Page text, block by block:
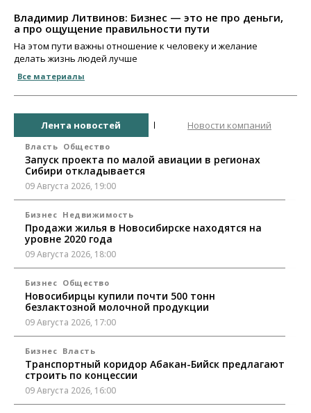
Владимир Литвинов: Бизнес — это не про деньги,
а про ощущение правильности пути
На этом пути важны отношение к человеку и желание
делать жизнь людей лучше
Все материалы
Лента новостей Новости компаний
Власть Общество
Запуск проекта по малой авиации в регионах
Сибири откладывается
09 Августа 2026, 19:00
Бизнес Недвижимость
Продажи жилья в Новосибирске находятся на
уровне 2020 года
09 Августа 2026, 18:00
Бизнес Общество
Новосибирцы купили почти 500 тонн
безлактозной молочной продукции
09 Августа 2026, 17:00
Бизнес Власть
Транспортный коридор Абакан-Бийск предлагают
строить по концессии
09 Августа 2026, 16:00